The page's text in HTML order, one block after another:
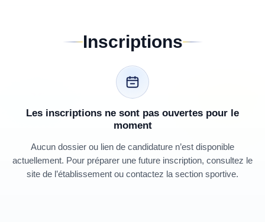
Inscriptions
Les inscriptions ne sont pas ouvertes pour le
moment
Aucun dossier ou lien de candidature n’est disponible
actuellement. Pour préparer une future inscription, consultez le
site de l’établissement ou contactez la section sportive.